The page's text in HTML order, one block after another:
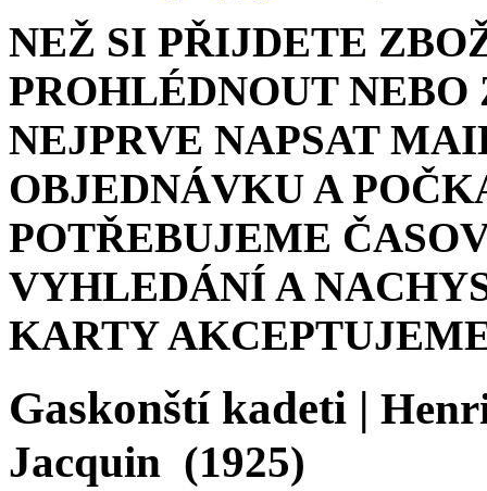
NEŽ SI PŘIJDETE
PROHLÉDNOUT
NEJPRVE NAPSAT
OBJEDNÁVKU A
POTŘEBUJEME
VYHLEDÁNÍ A
KARTY
Gaskonští kadeti |
Jacquin (1925)